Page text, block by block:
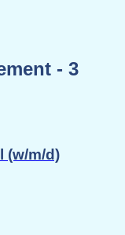
- 3
(w/m/d)